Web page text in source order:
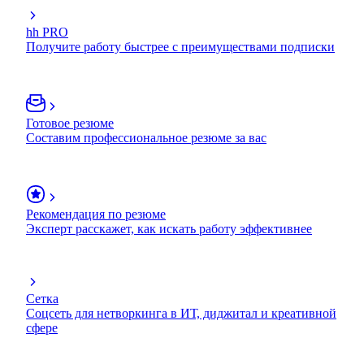
hh PRO
Получите работу быстрее с преимуществами подписки
Готовое резюме
Составим профессиональное резюме за вас
Рекомендация по резюме
Эксперт расскажет, как искать работу эффективнее
Сетка
Соцсеть для нетворкинга в ИТ, диджитал и креативной
сфере